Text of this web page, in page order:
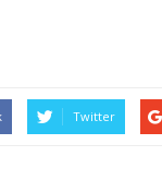
Twitter